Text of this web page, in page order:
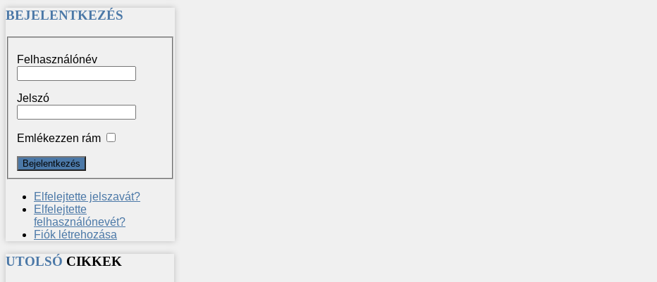
BEJELENTKEZÉS
Felhasználónév
Jelszó
Emlékezzen rám
Elfelejtette jelszavát?
Elfelejtette
felhasználónevét?
Fiók létrehozása
UTOLSÓ CIKKEK